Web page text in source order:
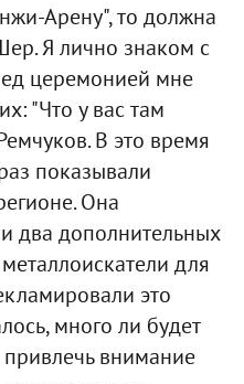
Арену", то должна
Я лично знаком с
церемонией мне
"Что у вас там
В это время
показывали
Она
два дополнительных
для
это
много ли будет
внимание